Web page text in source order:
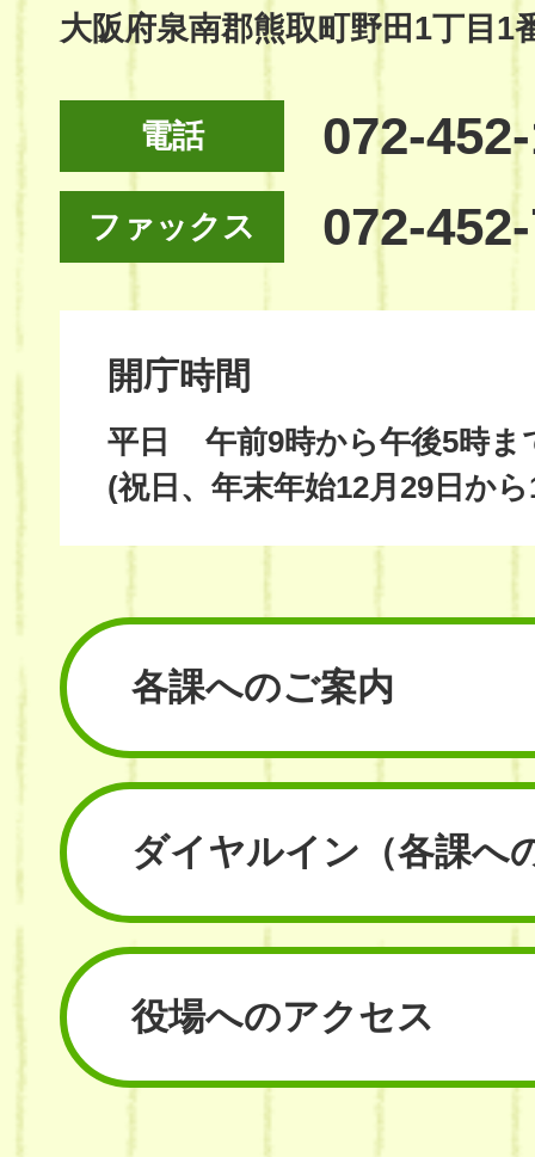
大阪府泉南郡熊取町野田1丁目1
電話 072-
ファックス 072-
開庁時間
平日
午前9時から午後5時ま
(祝日、年末年始12月29日か
各課へのご案内
ダイヤルイン （各課へ
役場へのアクセス